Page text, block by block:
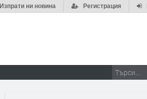
Регистрация
Изпрати ни новина